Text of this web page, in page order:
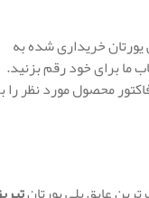
خریداری شده به
ما برای خود رقم بزنید.
محصول مورد نظر را